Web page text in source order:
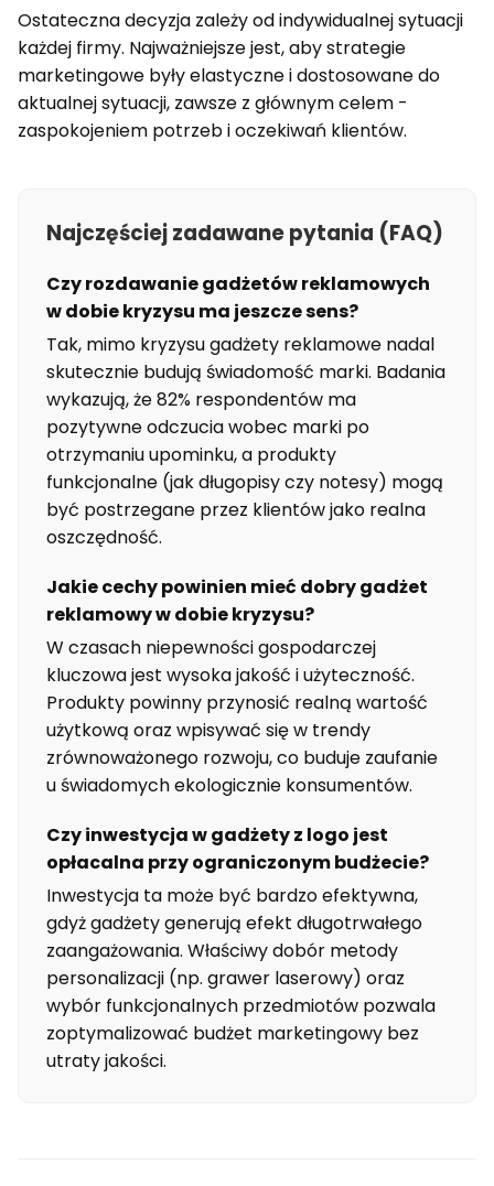
Ostateczna decyzja zależy od indywidualnej sytuacji
każdej firmy. Najważniejsze jest, aby strategie
marketingowe były elastyczne i dostosowane do
aktualnej sytuacji, zawsze z głównym celem -
zaspokojeniem potrzeb i oczekiwań klientów.
Najczęściej zadawane pytania (FAQ)
Czy rozdawanie gadżetów reklamowych
w dobie kryzysu ma jeszcze sens?
Tak, mimo kryzysu gadżety reklamowe nadal
skutecznie budują świadomość marki. Badania
wykazują, że 82% respondentów ma
pozytywne odczucia wobec marki po
otrzymaniu upominku, a produkty
funkcjonalne (jak długopisy czy notesy) mogą
być postrzegane przez klientów jako realna
oszczędność.
Jakie cechy powinien mieć dobry gadżet
reklamowy w dobie kryzysu?
W czasach niepewności gospodarczej
kluczowa jest wysoka jakość i użyteczność.
Produkty powinny przynosić realną wartość
użytkową oraz wpisywać się w trendy
zrównoważonego rozwoju, co buduje zaufanie
u świadomych ekologicznie konsumentów.
Czy inwestycja w gadżety z logo jest
opłacalna przy ograniczonym budżecie?
Inwestycja ta może być bardzo efektywna,
gdyż gadżety generują efekt długotrwałego
zaangażowania. Właściwy dobór metody
personalizacji (np. grawer laserowy) oraz
wybór funkcjonalnych przedmiotów pozwala
zoptymalizować budżet marketingowy bez
utraty jakości.